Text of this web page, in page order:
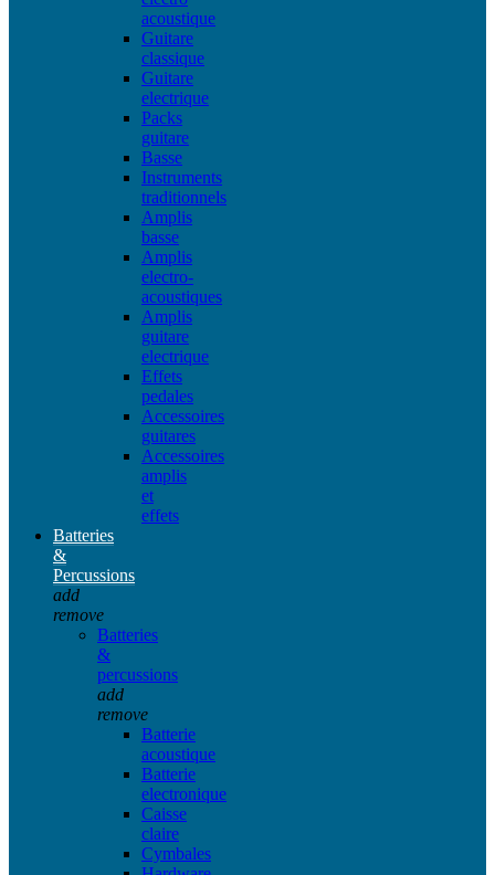
acoustique
Guitare
classique
Guitare
electrique
Packs
guitare
Basse
Instruments
traditionnels
Amplis
basse
Amplis
electro-
acoustiques
Amplis
guitare
electrique
Effets
pedales
Accessoires
guitares
Accessoires
amplis
et
effets
Batteries
&
Percussions
add
remove
Batteries
&
percussions
add
remove
Batterie
acoustique
Batterie
electronique
Caisse
claire
Cymbales